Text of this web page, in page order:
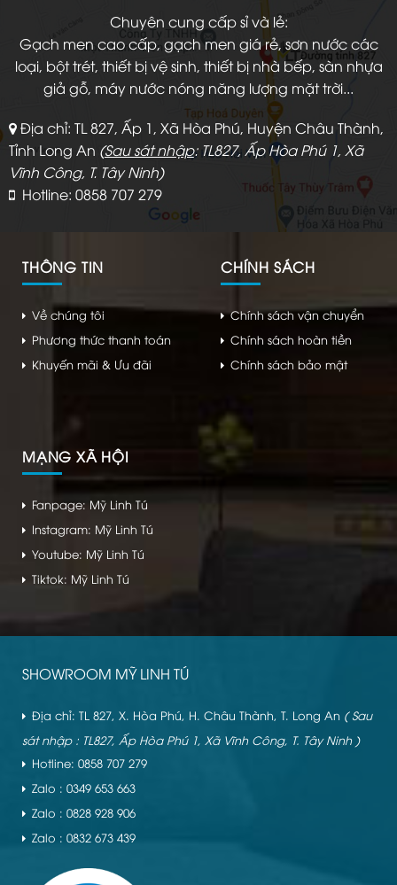
Chuyên cung cấp sỉ và lẻ:
Gạch men cao cấp, gạch men giá rẻ, sơn nước các
loại, bột trét, thiết bị vệ sinh, thiết bị nhà bếp, sàn nhựa
giả gỗ, máy nước nóng năng lượng mặt trời...
Địa chỉ: TL 827, Ấp 1, Xã Hòa Phú, Huyện Châu Thành,
Tỉnh Long An (Sau sát nhập: TL827, Ấp Hòa Phú 1, Xã
Vĩnh Công, T. Tây Ninh)
Hotline: 0858 707 279
THÔNG TIN
Về chúng tôi
Phương thức thanh toán
Khuyến mãi & Ưu đãi
CHÍNH SÁCH
Chính sách vận chuyển
Chính sách hoàn tiền
Chính sách bảo mật
MẠNG XÃ HỘI
Fanpage: Mỹ Linh Tú
Instagram: Mỹ Linh Tú
Youtube: Mỹ Linh Tú
Tiktok: Mỹ Linh Tú
SHOWROOM MỸ LINH TÚ
Địa chỉ: TL 827, X. Hòa Phú, H. Châu Thành, T. Long An ( Sau
sát nhập : TL827, Ấp Hòa Phú 1, Xã Vĩnh Công, T. Tây Ninh )
Hotline: 0858 707 279
Zalo : 0349 653 663
Zalo : 0828 928 906
Zalo : 0832 673 439